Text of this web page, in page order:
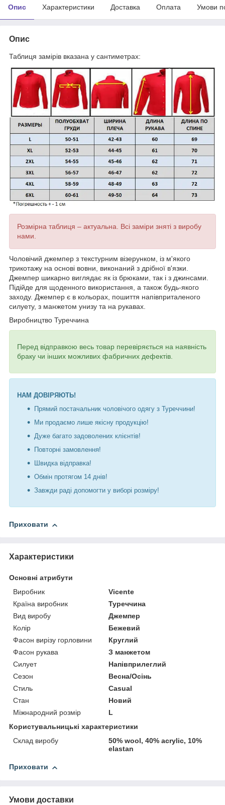
Опис Характеристики Доставка Оплата Умови
Опис
Таблиця замірів вказана у сантиметрах:
Розмірна таблиця – актуальна. Всі заміри зняті з виробу
нами.
Чоловічий джемпер з текстурним візерунком, із м'якого
трикотажу на основі вовни, виконаний з дрібної в'язки.
Джемпер шикарно виглядає як із брюками, так і з джинсами.
Підійде для щоденного використання, а також будь-якого
заходу. Джемпер є в кольорах, пошиття напівприталеного
силуету, з манжетом унизу та на рукавах.
Виробництво Туреччина
Перед відправкою весь товар перевіряється на наявність
браку чи інших можливих фабричних дефектів.
НАМ ДОВІРЯЮТЬ!
Прямий постачальник чоловічого одягу з Туреччини!
Ми продаємо лише якісну продукцію!
Дуже багато задоволених клієнтів!
Повторні замовлення!
Швидка відправка!
Обмін протягом 14 днів!
Завжди раді допомогти у виборі розміру!
Приховати
Характеристики
Основні атрибути
Виробник
Vicente
Країна виробник
Туреччина
Вид виробу
Джемпер
Колір
Бежевий
Фасон вирізу горловини
Круглий
Фасон рукава
З манжетом
Силует
Напівприлеглий
Сезон
Весна/Осінь
Стиль
Casual
Стан
Новий
Міжнародний розмір
L
Користувальницькі характеристики
Склад виробу
50% wool, 40% acrylic, 10%
elastan
Приховати
Умови доставки